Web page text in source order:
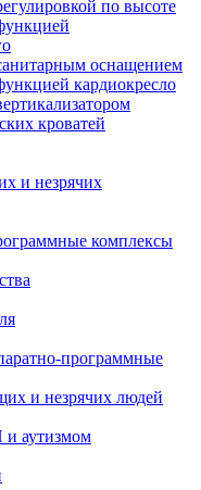
по высоте
оснащением
кардиокресло
кроватей
и незрячих
комплексы
программные
и незрячих людей
и аутизмом